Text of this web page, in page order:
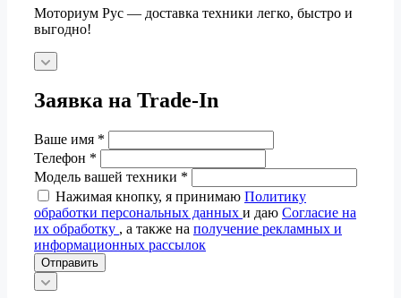
Моториум Рус — доставка техники легко, быстро и
выгодно!
Заявка на Trade-In
Ваше имя *
Телефон *
Модель вашей техники *
Нажимая кнопку, я принимаю Политику
обработки персональных данных и даю Согласие на
их обработку , а также на получение рекламных и
информационных рассылок
Отправить